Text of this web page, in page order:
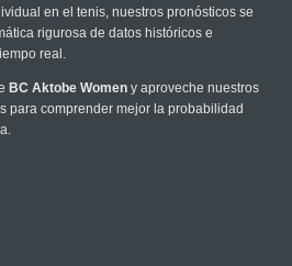
en el tenis, nuestros pronósticos se
rigurosa de datos históricos e
real.
BC Aktobe Womeny aproveche nuestros
para comprender mejor la probabilidad